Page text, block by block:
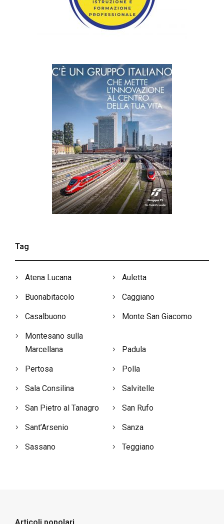
Tag
Atena Lucana Auletta
Buonabitacolo Caggiano
Casalbuono Monte San Giacomo
Montesano sulla
Marcellana
Padula
Pertosa Polla
Sala Consilina Salvitelle
San Pietro al Tanagro San Rufo
Sant’Arsenio Sanza
Sassano Teggiano